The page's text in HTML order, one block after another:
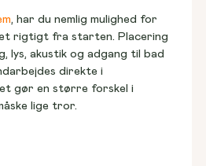
, har du nemlig mulighed for
rigtigt fra starten. Placering
lys, akustik og adgang til bad
direkte i
gør en større forskel i
lige tror.